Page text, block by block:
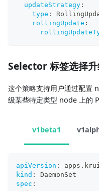
updateStrategy :
type :
rollingUpdate :
Selector 标签选择
这个策略支持用户通过配置
级某些特定类型 node 上的
v1beta1
apiVersion :
kind :
DaemonSet
spec :